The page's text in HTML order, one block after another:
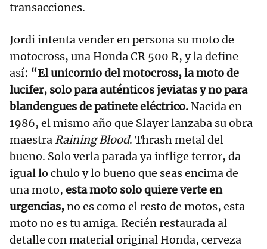
transacciones.
Jordi intenta vender en persona su moto de
motocross, una Honda CR 500 R, y la define
así: “El unicornio del motocross, la moto de
lucifer, solo para auténticos jeviatas y no para
blandengues de patinete eléctrico. Nacida en
1986, el mismo año que Slayer lanzaba su obra
maestra Raining Blood. Thrash metal del
bueno. Solo verla parada ya inflige terror, da
igual lo chulo y lo bueno que seas encima de
una moto, esta moto solo quiere verte en
urgencias,no es como el resto de motos, esta
moto no es tu amiga. Recién restaurada al
detalle con material original Honda, cerveza